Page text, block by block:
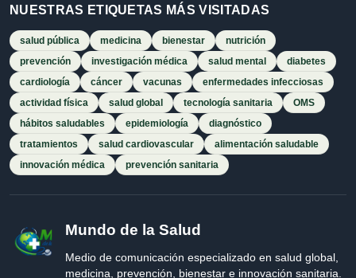
NUESTRAS ETIQUETAS MÁS VISITADAS
salud pública medicina bienestar
nutrición
prevención
investigación médica salud mental
diabetes
cardiología
cáncer vacunas
enfermedades infecciosas
actividad física
salud global tecnología sanitaria
OMS
hábitos saludables
epidemiología
diagnóstico
tratamientos
salud cardiovascular
alimentación saludable
innovación médica
prevención sanitaria
Mundo de la Salud
Medio de comunicación especializado en salud global,
medicina, prevención, bienestar e innovación sanitaria.